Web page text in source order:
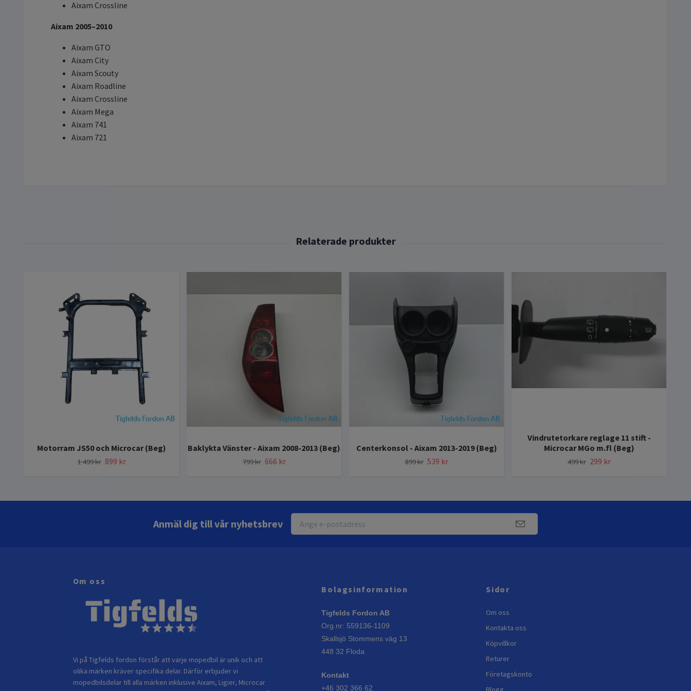
Aixam Crossline
Aixam 2005–2010
Aixam GTO
Aixam City
Aixam Scouty
Aixam Roadline
Aixam Crossline
Aixam Mega
Aixam 741
Aixam 721
Motorram JS50 och Microcar (Beg)
1 499 kr 899 kr
Baklykta Vänster - Aixam 2008-2013 (Beg)
799 kr 666 kr
Centerkonsol - Aixam 2013-2019 (Beg)
899 kr 539 kr
Vindrutetorkare reglage 11 stift -
Microcar MGo m.fl (Beg)
499 kr 299 kr
Anmäl dig till vår nyhetsbrev
Om oss
Vi på Tigfelds fordon förstår att varje mopedbil är unik och att
olika märken kräver specifika delar. Därför erbjuder vi
mopedbilsdelar till alla märken inklusive Aixam, Ligier, Microcar
Bolagsinformation
Tigfelds Fordon AB
Org.nr: 559136-1109
Skallsjö Stommens väg 13
448 32 Floda
Kontakt
+46 302 366 62
Sidor
Om oss
Kontakta oss
Köpvillkor
Returer
Företagskonto